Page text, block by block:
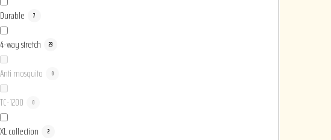
Durable 7
4-way stretch 23
Anti mosquito 0
TC-1200 0
XL collection 2